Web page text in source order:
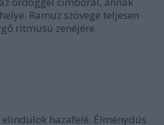
Ramuz szövege teljesen
ritmusú zenéjére.
hazafelé. Élménydús